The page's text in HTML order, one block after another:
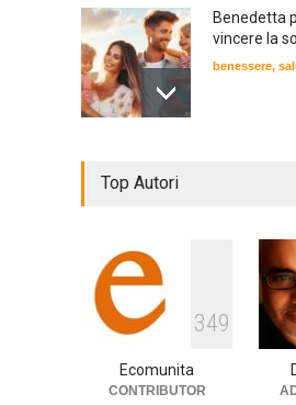
Benedetta
vincere la
benessere,
E tu hai
cultura
Top Autori
349
Ecomunita
CONTRIBUTOR